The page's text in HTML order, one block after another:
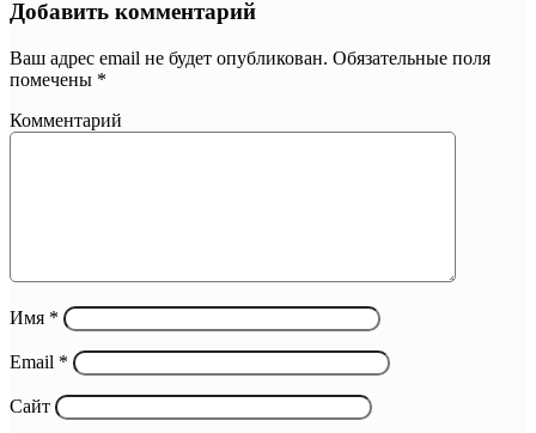
Добавить комментарий
Ваш адрес email не будет опубликован. Обязательные поля
помечены *
Комментарий
Имя *
Email *
Сайт